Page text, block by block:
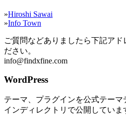
»Hiroshi Sawai
»Info Town
ご質問などありましたら下記アド
ださい。
info@findxfine.com
WordPress
テーマ、プラグインを公式テー
インディレクトリで公開していま